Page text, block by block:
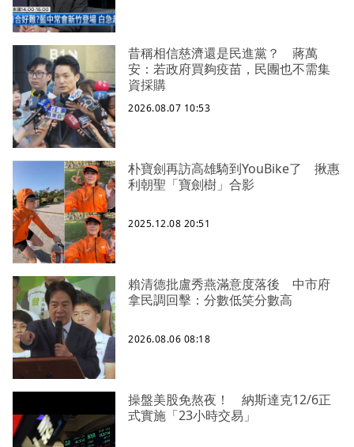
昔稱相信慈濟還是民進黨？ 蔣萬
安：若政府買夠疫苗，民團也不需集
資採購
2026.08.07 10:53
朴寶劍再訪高雄騎到YouBike了 揪惠
利朝聖「寶劍樹」合影
2025.12.08 20:51
賴清德批盧秀燕滿意度落後 中市府
拿民調回擊：分數低笑分數高
2026.08.06 08:18
操盤美股免熬夜！ 納斯達克12/6正
式實施「23小時交易」